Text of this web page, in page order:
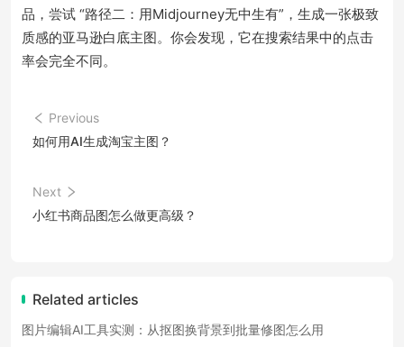
品，尝试 “路径二：用Midjourney无中生有”，生成一张极致
质感的亚马逊白底主图。你会发现，它在搜索结果中的点击
率会完全不同。
Previous
如何用AI生成淘宝主图？
Next
小红书商品图怎么做更高级？
Related articles
图片编辑AI工具实测：从抠图换背景到批量修图怎么用